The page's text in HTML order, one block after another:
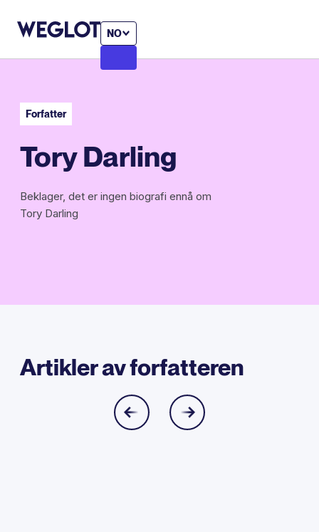
NO
Forfatter
Tory Darling
Beklager, det er ingen biografi ennå om
Tory Darling
Artikler av forfatteren